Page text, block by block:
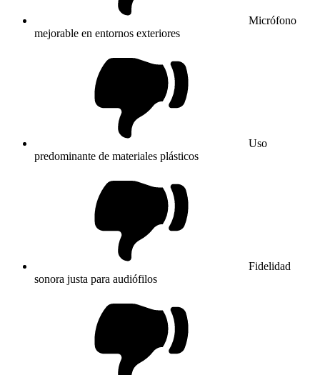
Micrófono
mejorable en entornos exteriores
Uso
predominante de materiales plásticos
Fidelidad
sonora justa para audiófilos